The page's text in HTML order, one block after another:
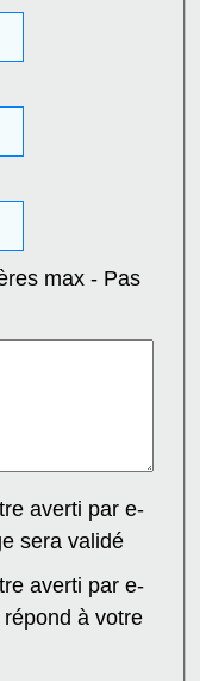
max - Pas
averti par e-
sera validé
averti par e-
à votre